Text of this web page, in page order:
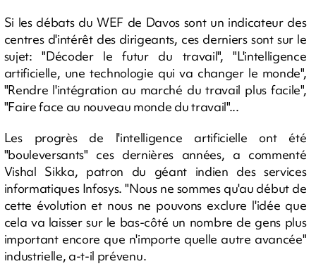
Si les débats du WEF de Davos sont un indicateur des
centres d'intérêt des dirigeants, ces derniers sont sur le
sujet: "Décoder le futur du travail", "L'intelligence
artificielle, une technologie qui va changer le monde",
"Rendre l'intégration au marché du travail plus facile",
"Faire face au nouveau monde du travail"...
Les progrès de l'intelligence artificielle ont été
"bouleversants" ces dernières années, a commenté
Vishal Sikka, patron du géant indien des services
informatiques Infosys. "Nous ne sommes qu'au début de
cette évolution et nous ne pouvons exclure l'idée que
cela va laisser sur le bas-côté un nombre de gens plus
important encore que n'importe quelle autre avancée"
industrielle, a-t-il prévenu.